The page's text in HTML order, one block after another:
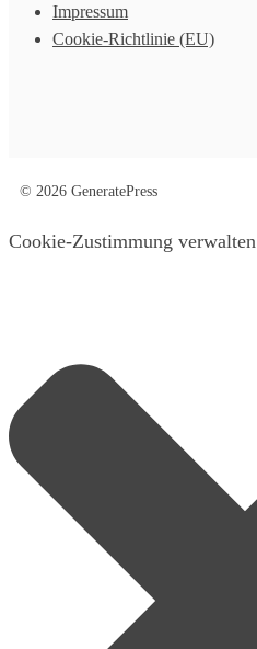
Impressum
Cookie-Richtlinie (EU)
© 2026 GeneratePress
Cookie-Zustimmung verwalten